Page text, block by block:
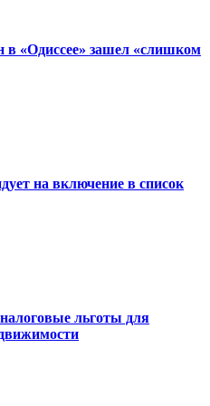
в «Одиссее» зашел «слишком
на включение в список
льготы для